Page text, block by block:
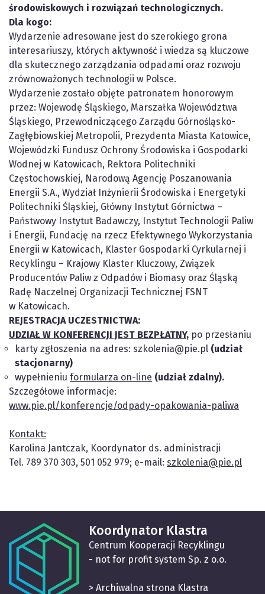
środowiskowych i rozwiązań technologicznych.
Dla kogo:
Wydarzenie adresowane jest do szerokiego grona
interesariuszy, których aktywność i wiedza są kluczowe
dla skutecznego zarządzania odpadami oraz rozwoju
zrównoważonych technologii w Polsce.
Wydarzenie zostało objęte patronatem honorowym
przez: Wojewodę Śląskiego, Marszałka Województwa
Śląskiego, Przewodniczącego Zarządu Górnośląsko-
Zagłębiowskiej Metropolii, Prezydenta Miasta Katowice,
Wojewódzki Fundusz Ochrony Środowiska i Gospodarki
Wodnej w Katowicach, Rektora Politechniki
Częstochowskiej, Narodową Agencję Poszanowania
Energii S.A., Wydział Inżynierii Środowiska i Energetyki
Politechniki Śląskiej, Główny Instytut Górnictwa –
Państwowy Instytut Badawczy, Instytut Technologii Paliw
i Energii, Fundację na rzecz Efektywnego Wykorzystania
Energii w Katowicach, Klaster Gospodarki Cyrkularnej i
Recyklingu – Krajowy Klaster Kluczowy, Związek
Producentów Paliw z Odpadów i Biomasy oraz Śląską
Radę Naczelnej Organizacji Technicznej FSNT
w Katowicach.
REJESTRACJA UCZESTNICTWA:
UDZIAŁ W KONFERENCJI JEST BEZPŁATNY, po przesłaniu
karty zgłoszenia na adres: szkolenia@pie.pl (udział
stacjonarny)
wypełnieniu formularza on-line (udział zdalny).
Szczegółowe informacje:
www.pie.pl/konferencje/odpady-opakowania-paliwa
Kontakt:
Karolina Jantczak, Koordynator ds. administracji
Tel. 789 370 303, 501 052 979; e-mail: szkolenia@pie.pl
Koordynator Klastra
Centrum Kooperacji Recyklingu
- not for profit system Sp. z o.o.
> Archiwalna strona Klastra